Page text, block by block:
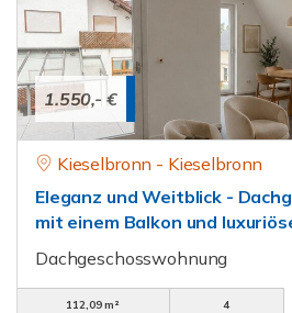
1.550,- €
Kieselbronn - Kieselbronn
Eleganz und Weitblick -
mit einem Balkon und
Dachgeschosswohnung
112,09 m²
4